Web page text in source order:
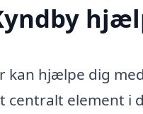
kan hjælpe dig
centralt element i